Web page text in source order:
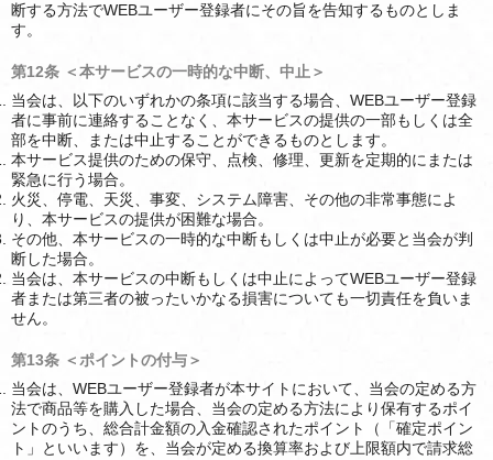
断する方法でWEBユーザー登録者にその旨を告知するものとしま
す。
第12条 ＜本サービスの一時的な中断、中止＞
当会は、以下のいずれかの条項に該当する場合、WEBユーザー登録
者に事前に連絡することなく、本サービスの提供の一部もしくは全
部を中断、または中止することができるものとします。
本サービス提供のための保守、点検、修理、更新を定期的にまたは
緊急に行う場合。
火災、停電、天災、事変、システム障害、その他の非常事態によ
り、本サービスの提供が困難な場合。
その他、本サービスの一時的な中断もしくは中止が必要と当会が判
断した場合。
当会は、本サービスの中断もしくは中止によってWEBユーザー登録
者または第三者の被ったいかなる損害についても一切責任を負いま
せん。
第13条 ＜ポイントの付与＞
当会は、WEBユーザー登録者が本サイトにおいて、当会の定める方
法で商品等を購入した場合、当会の定める方法により保有するポイ
ントのうち、総合計金額の入金確認されたポイント（「確定ポイン
ト」といいます）を、当会が定める換算率および上限額内で請求総